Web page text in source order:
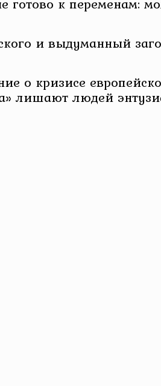
и выдуманный
о кризисе
лишают людей